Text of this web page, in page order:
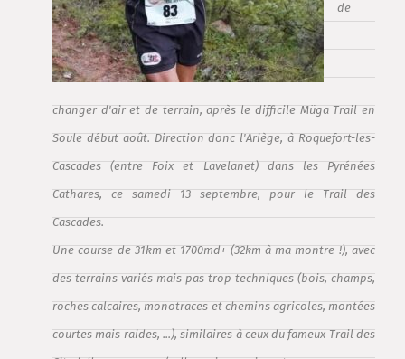
de
changer d'air et de terrain, après le difficile Müga Trail en
Soule début août. Direction donc l'Ariège, à Roquefort-les-
Cascades (entre Foix et Lavelanet) dans les Pyrénées
Cathares, ce samedi 13 septembre, pour le Trail des
Cascades.
Une course de 31km et 1700md+ (32km à ma montre !), avec
des terrains variés mais pas trop techniques (bois, champs,
roches calcaires, monotraces et chemins agricoles, montées
courtes mais raides, ...), similaires à ceux du fameux Trail des